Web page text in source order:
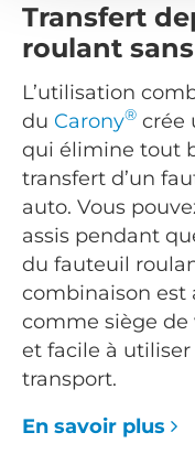
Transfert
roulant
L’utilisation
du Carony® crée
qui élimine tout
transfert d’un
auto. Vous
assis pendant
du fauteuil
combinaison est
comme siège de
et facile à
transport.
En savoir plus